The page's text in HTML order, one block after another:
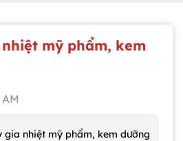
mỹ phẩm, kem
gia nhiệt mỹ phẩm, kem dưỡng